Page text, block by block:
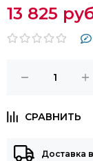
13 825
Доставка в